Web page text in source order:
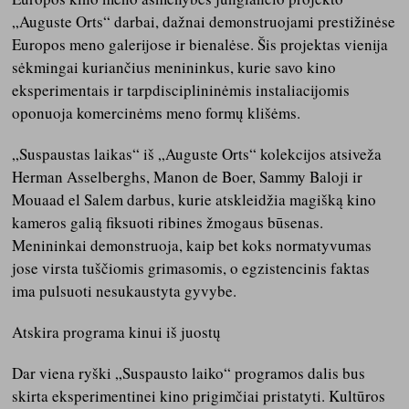
„Auguste Orts“ darbai, dažnai demonstruojami prestižinėse
Europos meno galerijose ir bienalėse. Šis projektas vienija
sėkmingai kuriančius menininkus, kurie savo kino
eksperimentais ir tarpdisciplininėmis instaliacijomis
oponuoja komercinėms meno formų klišėms.
„Suspaustas laikas“ iš „Auguste Orts“ kolekcijos atsiveža
Herman Asselberghs, Manon de Boer, Sammy Baloji ir
Mouaad el Salem darbus, kurie atskleidžia magišką kino
kameros galią fiksuoti ribines žmogaus būsenas.
Menininkai demonstruoja, kaip bet koks normatyvumas
jose virsta tuščiomis grimasomis, o egzistencinis faktas
ima pulsuoti nesukaustyta gyvybe.
Atskira programa kinui iš juostų
Dar viena ryški „Suspausto laiko“ programos dalis bus
skirta eksperimentinei kino prigimčiai pristatyti. Kultūros